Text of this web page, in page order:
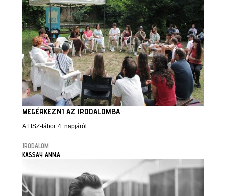
MEGÉRKEZNI AZ IRODALOMBA
A FISZ-tábor 4. napjáról
IRODALOM
KASSAY ANNA